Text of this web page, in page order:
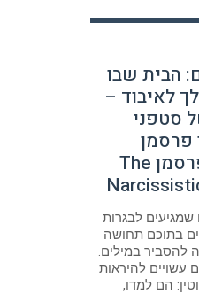
הבית שבו
לאיבוד –
סטפני
פרסמן
ורוברט פרסמן The
שמגיעים לבגרות
בתוכם תחושה
להסביר במילים.
עשויים להיראות
הם למדו,